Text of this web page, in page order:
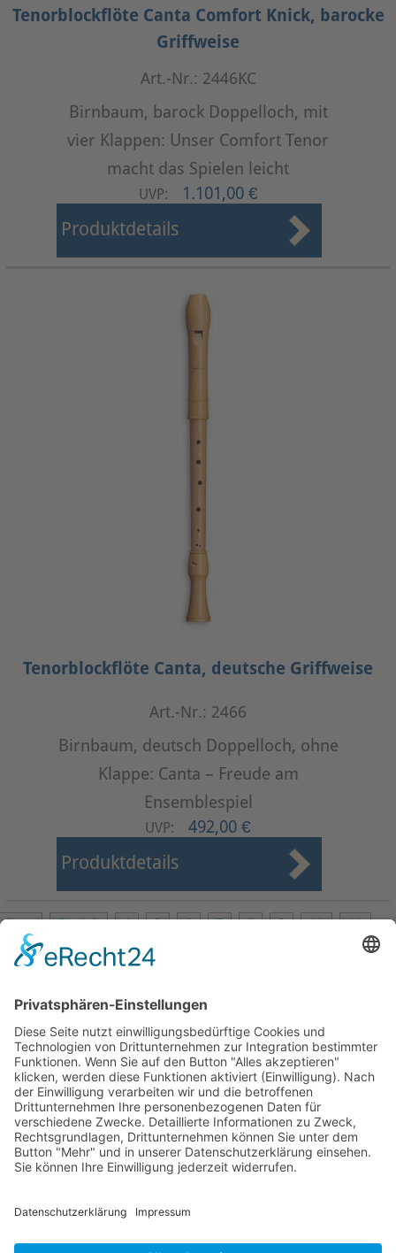
Tenorblockflöte Canta Comfort Knick, barocke
Griffweise
Art.-Nr.: 2446KC
Birnbaum, barock Doppelloch, mit
vier Klappen: Unser Comfort Tenor
macht das Spielen leicht
UVP: 1.101,00 €
Produktdetails
Tenorblockflöte Canta, deutsche Griffweise
Art.-Nr.: 2466
Birnbaum, deutsch Doppelloch, ohne
Klappe: Canta – Freude am
Ensemblespiel
UVP: 492,00 €
Produktdetails
Start Zurück 4 5 6 7 8 9 10
11
Mollenhauer Adresse
Downloads
Weitere Seiten